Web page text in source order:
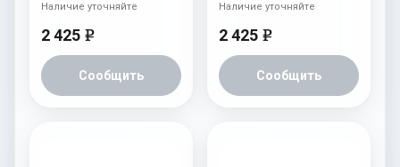
2 425 e
Сообщить
Наличие уточняйте
2 425 e
Сообщить
Наличие уточняйте